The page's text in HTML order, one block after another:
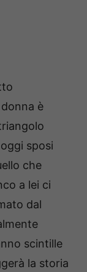
è
sposi
che
a lei ci
dal
scintille
la storia